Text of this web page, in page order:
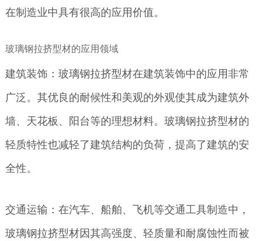
在制造业中具有很高的应用价值。
玻璃钢拉挤型材的应用领域
建筑装饰：玻璃钢拉挤型材在建筑装饰中的应用非常
广泛。其优良的耐候性和美观的外观使其成为建筑外
墙、天花板、阳台等的理想材料。玻璃钢拉挤型材的
轻质特性也减轻了建筑结构的负荷，提高了建筑的安
全性。
交通运输：在汽车、船舶、飞机等交通工具制造中，
玻璃钢拉挤型材因其高强度、轻质量和耐腐蚀性而被